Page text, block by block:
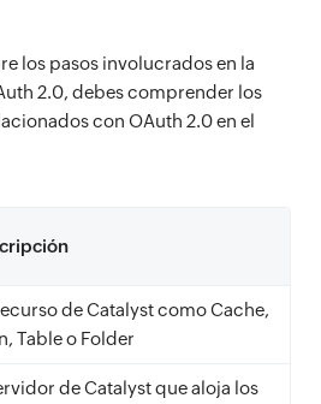
los pasos involucrados en la
2.0, debes comprender los
con OAuth 2.0 en el
de Catalyst como Cache,
Table o Folder
de Catalyst que aloja los